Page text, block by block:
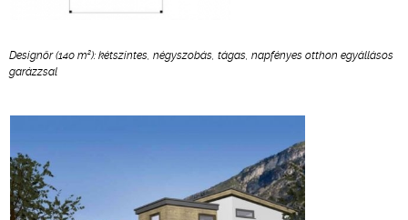
Designőr (140 m2): kétszintes, négyszobás, tágas, napfényes otthon egyállásos
garázzsal